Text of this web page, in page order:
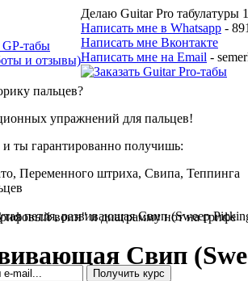
GP-табы
и отзывы)
Делаю Guitar Pro табулатуры
Написать мне в Whatsapp -
Написать мне Вконтакте
Написать мне на Email -
петля, развивающая Свип (Sweep
Свип
пальцев?
упражнений для пальцев!
гарантированно получишь:
Переменного штриха, Свипа, Теппинга
воин" и диаграмму нот на грифе